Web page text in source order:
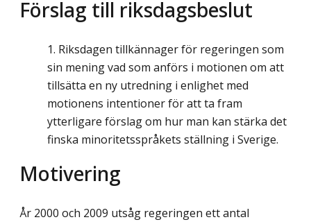
Förslag till riksdagsbeslut
Riksdagen tillkännager för regeringen som
sin mening vad som anförs i motionen om att
tillsätta en ny utredning i enlighet med
motionens intentioner för att ta fram
ytterligare förslag om hur man kan stärka det
finska minoritetsspråkets ställning i Sverige.
Motivering
År 2000 och 2009 utsåg regeringen ett antal